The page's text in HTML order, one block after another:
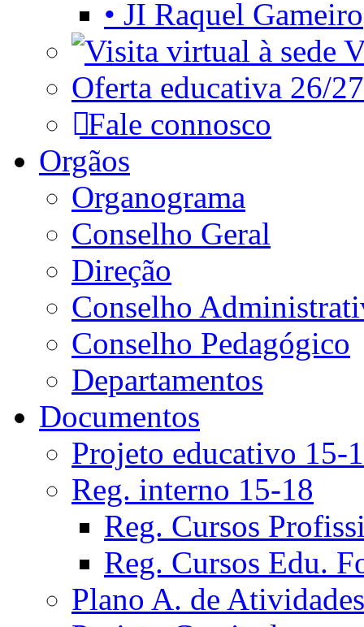
• JI Raquel Gameiro
Oferta educativa 26/27
Fale connosco
Orgãos
Organograma
Conselho Geral
Direção
Conselho
Conselho Pedagógico
Departamentos
Documentos
Projeto educativo 15-
Reg. interno 15-18
Reg. Cursos
Reg. Cursos Edu.
Plano A. de Atividades